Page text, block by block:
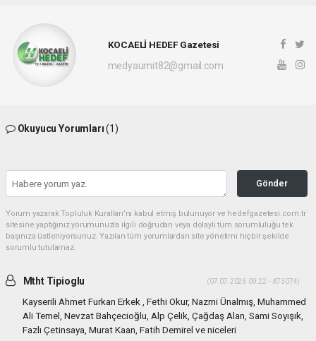
KOCAELİ HEDEF Gazetesi
medyaumit82@gmail.com
Okuyucu Yorumları(1)
Gönder
Yorum yazarak Topluluk Kuralları’nı kabul etmiş bulunuyor ve hedefgazetesi.com.tr
sitesine yaptığınız yorumunuzla ilgili doğrudan veya dolaylı tüm sorumluluğu tek
başınıza üstleniyorsunuz. Yazılan tüm yorumlardan site yönetimi hiçbir şekilde
sorumlu tutulamaz.
Mtht Tipioglu (07.07.2026 09:22 - #73074)
Kayserili Ahmet Furkan Erkek , Fethi Okur, Nazmi Ünalmış, Muhammed
Ali Temel, Nevzat Bahçecioğlu, Alp Çelik, Çağdaş Alan, Sami Soyışık,
Fazlı Çetinsaya, Murat Kaan, Fatih Demirel ve niceleri